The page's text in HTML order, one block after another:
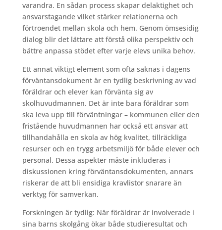
varandra. En sådan process skapar delaktighet och
ansvarstagande vilket stärker relationerna och
förtroendet mellan skola och hem. Genom ömsesidig
dialog blir det lättare att förstå olika perspektiv och
bättre anpassa stödet efter varje elevs unika behov.
Ett annat viktigt element som ofta saknas i dagens
förväntansdokument är en tydlig beskrivning av vad
föräldrar och elever kan förvänta sig av
skolhuvudmannen. Det är inte bara föräldrar som
ska leva upp till förväntningar – kommunen eller den
fristående huvudmannen har också ett ansvar att
tillhandahålla en skola av hög kvalitet, tillräckliga
resurser och en trygg arbetsmiljö för både elever och
personal. Dessa aspekter måste inkluderas i
diskussionen kring förväntansdokumenten, annars
riskerar de att bli ensidiga kravlistor snarare än
verktyg för samverkan.
Forskningen är tydlig: När föräldrar är involverade i
sina barns skolgång ökar både studieresultat och